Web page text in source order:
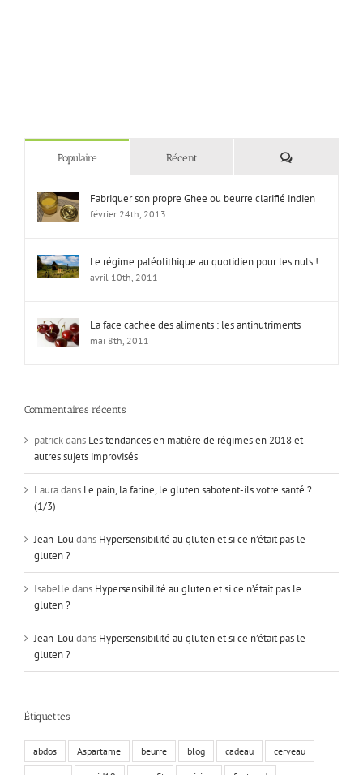
Populaire Récent Commentaires
Fabriquer son propre Ghee ou beurre clarifié indien
février 24th, 2013
Le régime paléolithique au quotidien pour les nuls !
avril 10th, 2011
La face cachée des aliments : les antinutriments
mai 8th, 2011
Commentaires récents
patrickdans Les tendances en matière de régimes en 2018 et
autres sujets improvisés
Lauradans Le pain, la farine, le gluten sabotent-ils votre santé ?
(1/3)
Jean-Lou dans Hypersensibilité au gluten et si ce n’était pas le
gluten ?
Isabelle dans Hypersensibilité au gluten et si ce n’était pas le
gluten ?
Jean-Lou dans Hypersensibilité au gluten et si ce n’était pas le
gluten ?
Étiquettes
abdos Aspartame beurre blog cadeau cerveau